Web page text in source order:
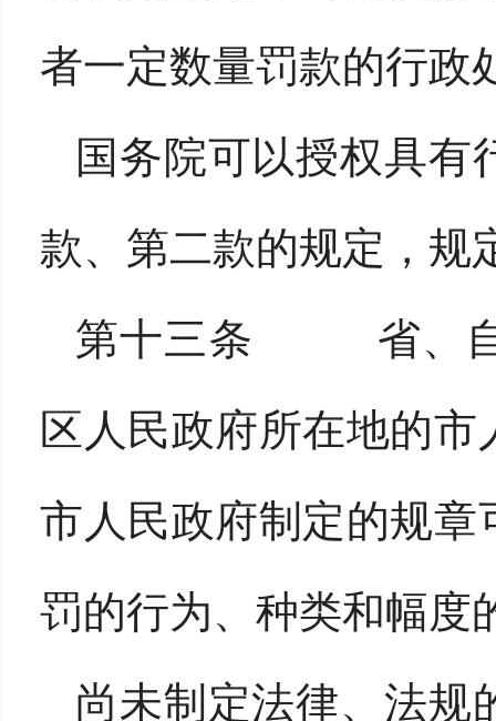
者一定数量罚款的行政
国务院可以授权具有
款、第二款的规定，规
第十三条 省、自
区人民政府所在地的
市人民政府制定的规
罚的行为、种类和幅度
尚未制定法律、法规